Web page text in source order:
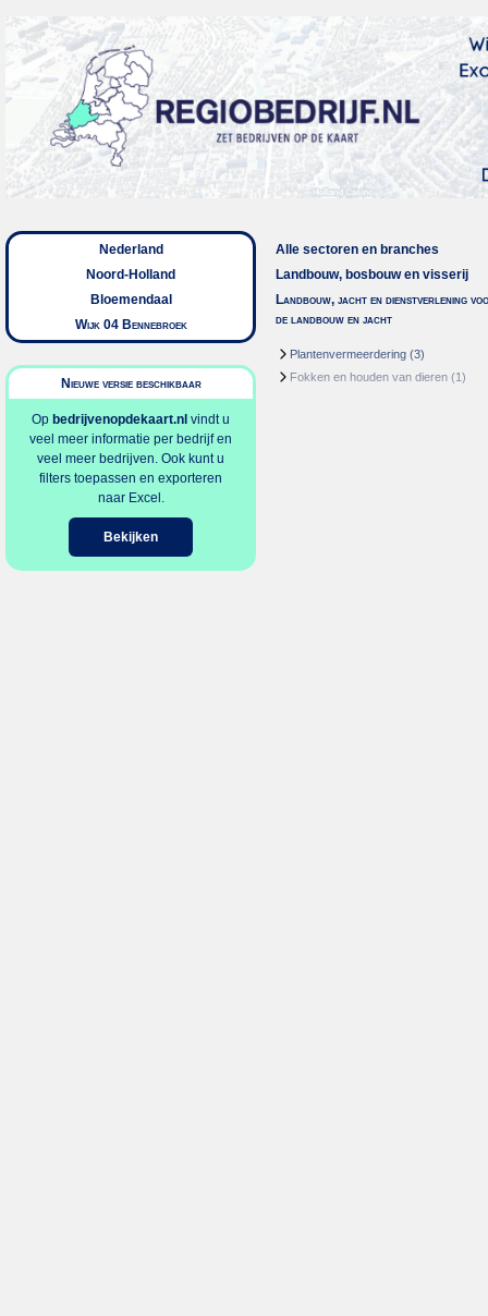
Nederland
Noord-Holland
Bloemendaal
Wijk 04 Bennebroek
Nieuwe versie beschikbaar
Op bedrijvenopdekaart.nl vindt u
veel meer informatie per bedrijf en
veel meer bedrijven. Ook kunt u
filters toepassen en exporteren
naar Excel.
Bekijken
Alle sectoren en branches
Landbouw, bosbouw en visserij
Landbouw, jacht en dienstverlening
de landbouw en jacht
Plantenvermeerdering (3)
Fokken en houden van dieren (1)